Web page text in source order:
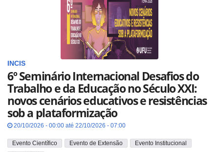
INCIS
6º Seminário Internacional Desafios do
Trabalho e da Educação no Século XXI:
novos cenários educativos e resistências
sob a plataformização
20/10/2026 - 00:00 até 22/10/2026 - 07:00
Evento Científico Evento de Extensão
Evento Institucional